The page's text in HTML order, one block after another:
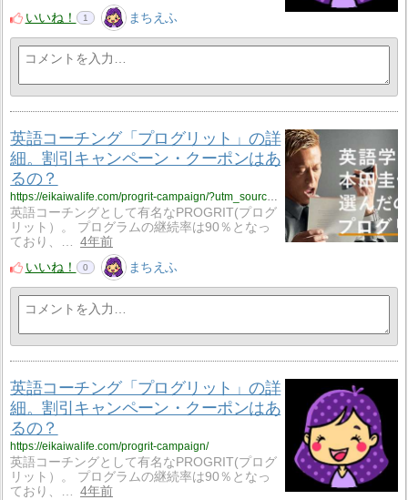
いいね！
1 まちえふ
英語コーチング「プログリット」の詳
細。割引キャンペーン・クーポンはあ
るの？
英語コーチングとして有名なPROGRIT(プログ
リット）。 プログラムの継続率は90％となっ
ており、…
4年前
いいね！
0 まちえふ
英語コーチング「プログリット」の詳
細。割引キャンペーン・クーポンはあ
るの？
https://eikaiwalife.com/progrit-campaign/
英語コーチングとして有名なPROGRIT(プログ
リット）。 プログラムの継続率は90％となっ
ており、…
4年前